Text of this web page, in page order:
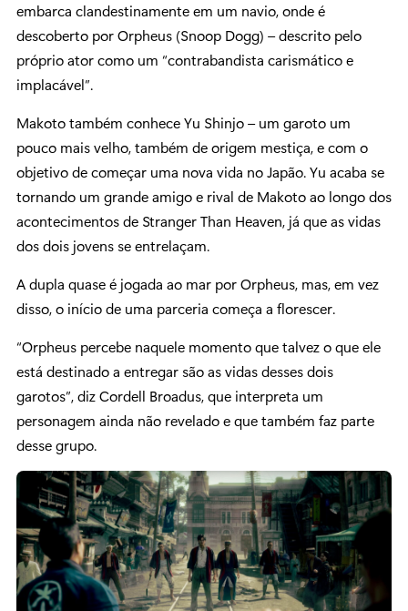
embarca clandestinamente em um navio, onde é
descoberto por Orpheus (Snoop Dogg) – descrito pelo
próprio ator como um “contrabandista carismático e
implacável”.
Makoto também conhece Yu Shinjo – um garoto um
pouco mais velho, também de origem mestiça, e com o
objetivo de começar uma nova vida no Japão. Yu acaba se
tornando um grande amigo e rival de Makoto ao longo dos
acontecimentos de Stranger Than Heaven, já que as vidas
dos dois jovens se entrelaçam.
A dupla quase é jogada ao mar por Orpheus, mas, em vez
disso, o início de uma parceria começa a florescer.
“Orpheus percebe naquele momento que talvez o que ele
está destinado a entregar são as vidas desses dois
garotos”, diz Cordell Broadus, que interpreta um
personagem ainda não revelado e que também faz parte
desse grupo.